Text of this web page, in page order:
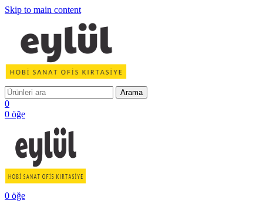
Skip to main content
Arama
0
0 öğe
0 öğe